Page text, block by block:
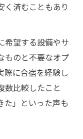
く済むこともあり
希望する設備やサ
ものと不要なオプ
際に合宿を経験し
数比較したこと
た」といった声も